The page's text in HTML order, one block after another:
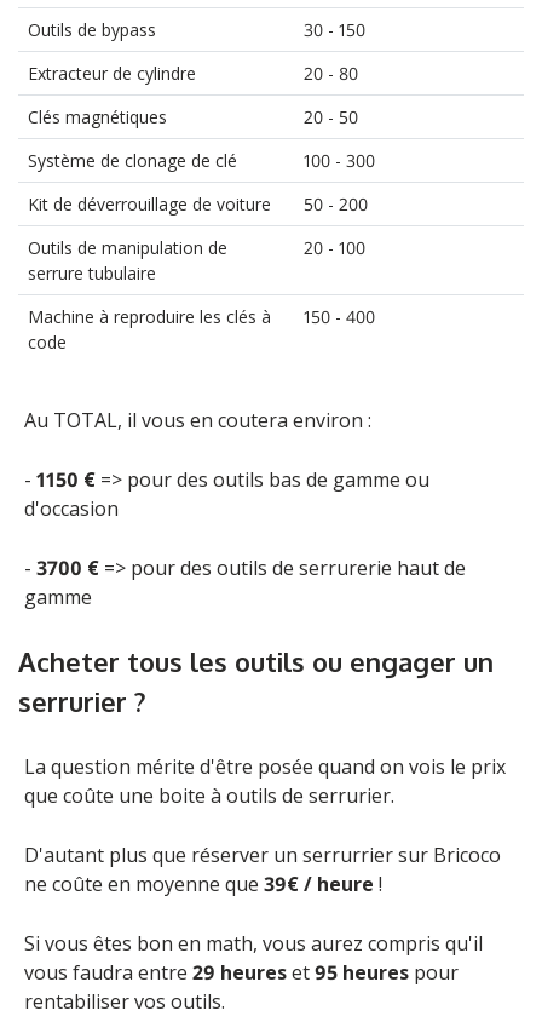
Outils de bypass
30 - 150
Extracteur de cylindre
20 - 80
Clés magnétiques
20 - 50
Système de clonage de clé
100 - 300
Kit de déverrouillage de voiture
50 - 200
Outils de manipulation de
serrure tubulaire
20 - 100
Machine à reproduire les clés à
code
150 - 400
Au TOTAL, il vous en coutera environ :
- 1150 € => pour des outils bas de gamme ou
d'occasion
- 3700 € => pour des outils de serrurerie haut de
gamme
Acheter tous les outils ou engager un
serrurier ?
La question mérite d'être posée quand on vois le prix
que coûte une boite à outils de serrurier.
D'autant plus que réserver un serrurrier sur Bricoco
ne coûte en moyenne que 39€ / heure !
Si vous êtes bon en math, vous aurez compris qu'il
vous faudra entre 29 heureset95 heures pour
rentabiliser vos outils.